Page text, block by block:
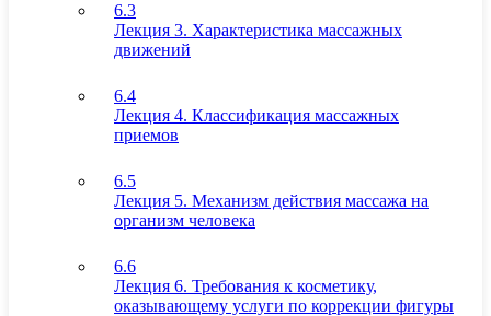
6.3
Лекция 3. Характеристика массажных
движений
6.4
Лекция 4. Классификация массажных
приемов
6.5
Лекция 5. Механизм действия массажа на
организм человека
6.6
Лекция 6. Требования к косметику,
оказывающему услуги по коррекции фигуры